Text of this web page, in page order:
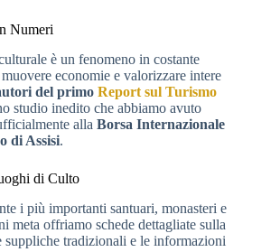
Numeri
è un fenomeno in costante
economie e valorizzare intere
del primo Report sul Turismo
studio inedito che abbiamo avuto
alla Borsa Internazionale
di Assisi.
di Culto
i più importanti santuari, monasteri e
meta offriamo schede dettagliate sulla
suppliche tradizionali e le informazioni